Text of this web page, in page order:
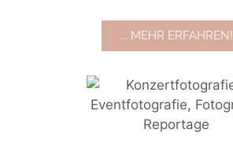
... MEHR ERFAHREN!